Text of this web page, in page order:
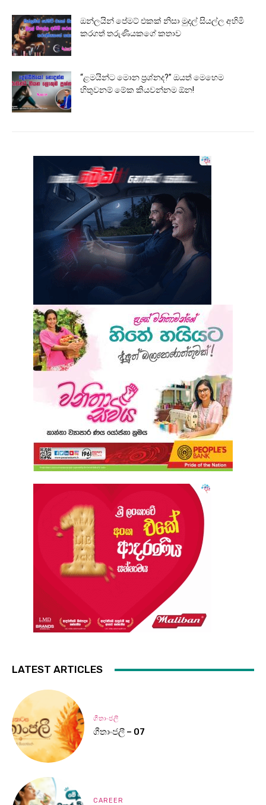
ඔන්ලයින් පේමට් එකක් නිසා මුදල් සියල්ල අහිමි
කරගත් තරුණියකගේ කතාව
“ළමයින්ට මොන ප්‍රශ්නද?” ඔයත් මෙහෙම
හිතුවනම් මේක කියවන්නම ඕන!
LATEST ARTICLES
ගීතාංජලී
ගීතාංජලී – 07
CAREER